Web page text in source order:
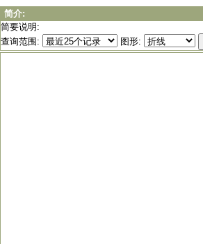
简介:
简要说明:
查询范围:
图形: